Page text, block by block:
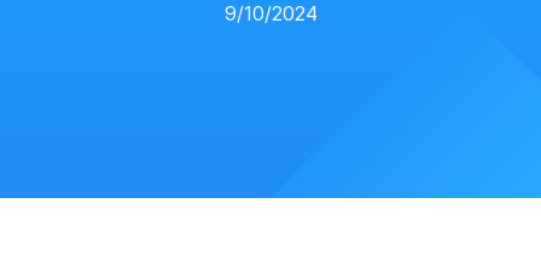
9/10/2024